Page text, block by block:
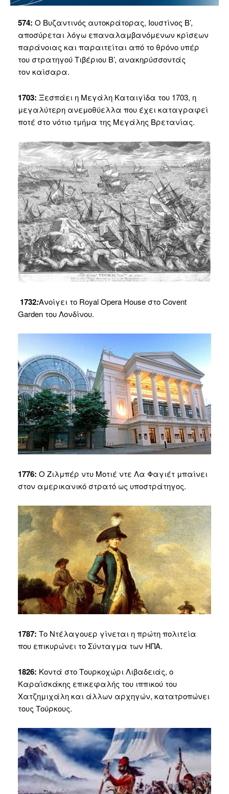
574: Ο Βυζαντινός αυτοκράτορας, Ιουστίνος Β’,
αποσύρεται λόγω επαναλαμβανόμενων κρίσεων
παράνοιας και παραιτείται από το θρόνο υπέρ
του στρατηγού Τιβέριου Β’, ανακηρύσσοντάς
τον καίσαρα.
1703: Ξεσπάει η Μεγάλη Καταιγίδα του 1703, η
μεγαλύτερη ανεμοθύελλα που έχει καταγραφεί
ποτέ στο νότιο τμήμα της Μεγάλης Βρετανίας.
1732:Ανοίγει το Royal Opera House στο Covent
Garden του Λονδίνου.
1776: Ο Ζιλμπέρ ντυ Μοτιέ ντε Λα Φαγιέτ μπαίνει
στον αμερικανικό στρατό ως υποστράτηγος.
1787: Το Ντέλαγουερ γίνεται η πρώτη πολιτεία
που επικυρώνει το Σύνταγμα των ΗΠΑ.
1826: Κοντά στο Τουρκοχώρι Λιβαδειάς, ο
Καραϊσκάκης επικεφαλής του ιππικού του
Χατζημιχάλη και άλλων αρχηγών, κατατροπώνει
τους Τούρκους.